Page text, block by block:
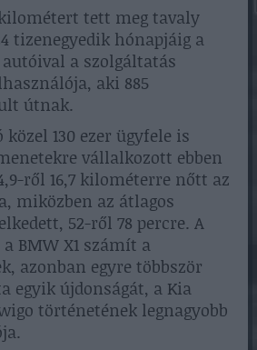
kilométert tett meg tavaly
tizenegyedik hónapjáig a
a szolgáltatás
aki 885
útnak.
130 ezer ügyfele is
vállalkozott ebben
ről 16,7 kilométerre nőtt az
miközben az átlagos
52-ről 78 percre. A
BMW X1 számít a
azonban egyre többször
egyik újdonságát, a Kia
történetének legnagyobb